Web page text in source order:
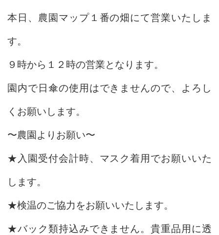
本日、農園マップ１番の畑にて営業いたしま
す。
９時から１２時の営業となります。
園内で日傘の使用はできませんので、よろし
くお願いします。
〜農園よりお願い〜
★入園受付会計時、マスク着用でお願いいた
します。
★検温のご協力をお願いいたします。
★バック類持込みできません。貴重品用に透